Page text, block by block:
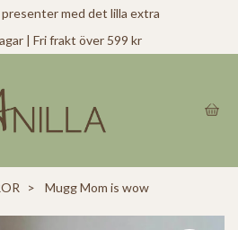
med det lilla extra
| Fri frakt över 599 kr
Mugg Mom is wow